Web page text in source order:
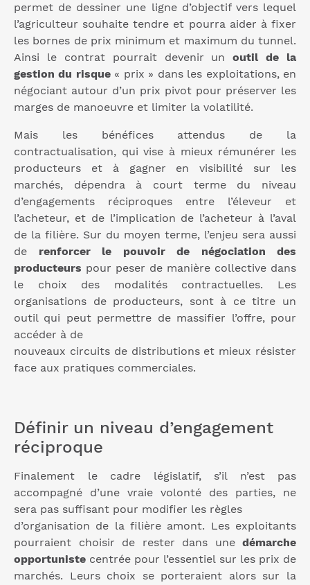
permet de dessiner une ligne d’objectif vers lequel
l’agriculteur souhaite tendre et pourra aider à fixer
les bornes de prix minimum et maximum du tunnel.
Ainsi le contrat pourrait devenir unoutil de la
gestion du risque« prix » dans les exploitations, en
négociant autour d’un prix pivot pour préserver les
marges de manoeuvre et limiter la volatilité.
Mais les bénéfices attendus de la
contractualisation, qui vise à mieux rémunérer les
producteurs et à gagner en visibilité sur les
marchés, dépendra à court terme du niveau
d’engagements réciproques entre l’éleveur et
l’acheteur, et de l’implication de l’acheteur à l’aval
de la filière. Sur du moyen terme, l’enjeu sera aussi
de renforcer le pouvoir de négociation des
producteurs pour peser de manière collective dans
le choix des modalités contractuelles. Les
organisations de producteurs, sont à ce titre un
outil qui peut permettre de massifier l’offre, pour
accéder à de
nouveaux circuits de distributions et mieux résister
face aux pratiques commerciales.
Définir un niveau d’engagement
réciproque
Finalement le cadre législatif, s’il n’est pas
accompagné d’une vraie volonté des parties, ne
sera pas suffisant pour modifier les règles
d’organisation de la filière amont. Les exploitants
pourraient choisir de rester dans une démarche
opportuniste centrée pour l’essentiel sur les prix de
marchés. Leurs choix se porteraient alors sur la